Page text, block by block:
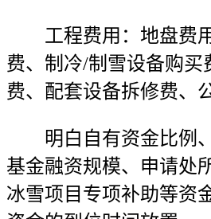
工程费用：地盘费用
费、制冷/制雪设备购买
费、配套设备拆修费、
明白自有资金比例
基金融资规模、申请处
冰雪项目专项补助等资